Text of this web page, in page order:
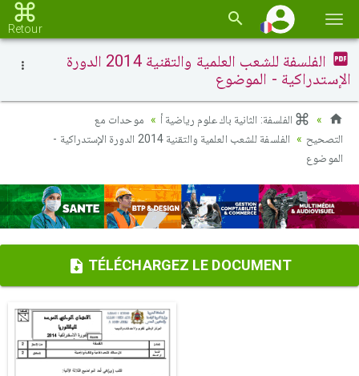
la
Retour
الفلسفة للشعب العلمية والتقنية 2014 الدورة
الإستدراكية - الموضوع
الفلسفة: الثانية باك علوم رياضية أ
موحدات مع
التصحيح
الفلسفة للشعب العلمية والتقنية 2014 الدورة الإستدراكية -
الموضوع
TÉLÉCHARGEZ LE DOCUMENT